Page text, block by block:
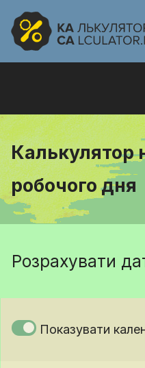
Калькулятор
робочого дня
Розрахувати
Показувати